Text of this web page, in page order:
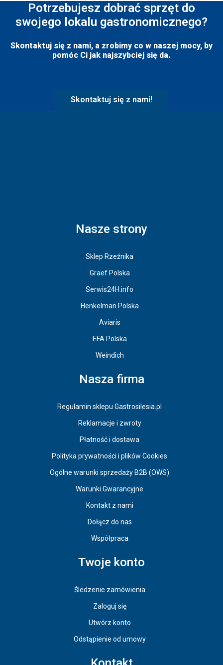
Potrzebujesz dobrać sprzęt do
swojego lokalu gastronomicznego?
Skontaktuj się z nami, a zrobimy co w naszej mocy, by
pomóc Ci jak najszybciej się da.
Skontaktuj się z nami!
Nasze strony
Sklep Rzeźnika
Graef Polska
Serwis24H.info
Henkelman Polska
Aviaris
EFA Polska
Weindich
Nasza firma
Regulamin sklepu Gastrosilesia.pl
Reklamacje i zwroty
Płatność i dostawa
Polityka prywatności i plików Cookies
Ogólne warunki sprzedaży B2B (OWS)
Warunki Gwarancyjne
Kontakt z nami
Dołącz do nas
Współpraca
Twoje konto
Śledzenie zamówienia
Zaloguj się
Utwórz konto
Odstąpienie od umowy